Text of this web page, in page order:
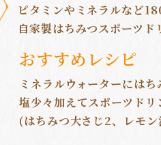
ピタミンやミネラルなど
自家製はちみつスポーツド
おすすめレシピ
ミネラルウォーターにはち
塩少々加えてスポーツドリ
(はちみつ大さじ2、レモ